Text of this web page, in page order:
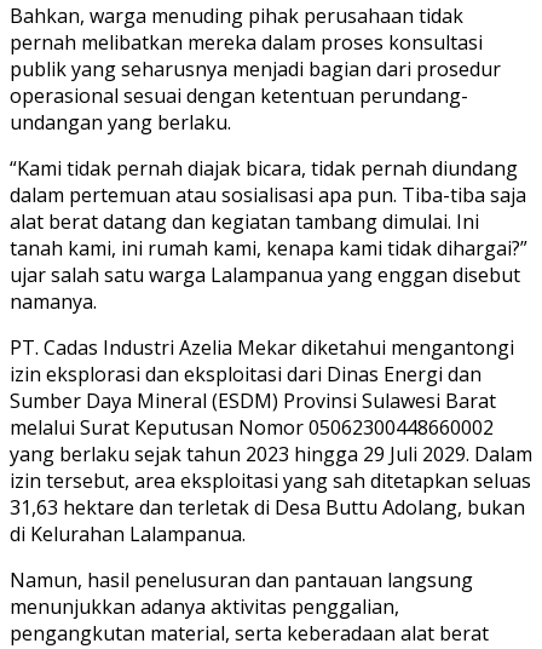
Bahkan, warga menuding pihak perusahaan tidak
pernah melibatkan mereka dalam proses konsultasi
publik yang seharusnya menjadi bagian dari prosedur
operasional sesuai dengan ketentuan perundang-
undangan yang berlaku.
“Kami tidak pernah diajak bicara, tidak pernah diundang
dalam pertemuan atau sosialisasi apa pun. Tiba-tiba saja
alat berat datang dan kegiatan tambang dimulai. Ini
tanah kami, ini rumah kami, kenapa kami tidak dihargai?”
ujar salah satu warga Lalampanua yang enggan disebut
namanya.
PT. Cadas Industri Azelia Mekar diketahui mengantongi
izin eksplorasi dan eksploitasi dari Dinas Energi dan
Sumber Daya Mineral (ESDM) Provinsi Sulawesi Barat
melalui Surat Keputusan Nomor 05062300448660002
yang berlaku sejak tahun 2023 hingga 29 Juli 2029. Dalam
izin tersebut, area eksploitasi yang sah ditetapkan seluas
31,63 hektare dan terletak di Desa Buttu Adolang, bukan
di Kelurahan Lalampanua.
Namun, hasil penelusuran dan pantauan langsung
menunjukkan adanya aktivitas penggalian,
pengangkutan material, serta keberadaan alat berat